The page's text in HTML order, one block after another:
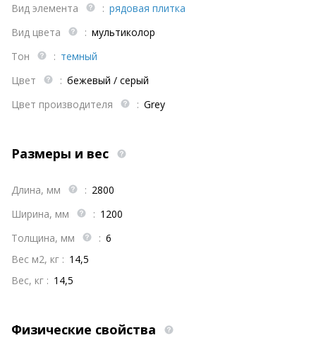
Вид элемента
: рядовая плитка
Вид цвета
: мультиколор
Тон
: темный
Цвет
: бежевый / серый
Цвет производителя
: Grey
Размеры и вес
Длина, мм : 2800
Ширина, мм
: 1200
Толщина, мм
: 6
Вес м2, кг : 14,5
Вес, кг : 14,5
Физические свойства